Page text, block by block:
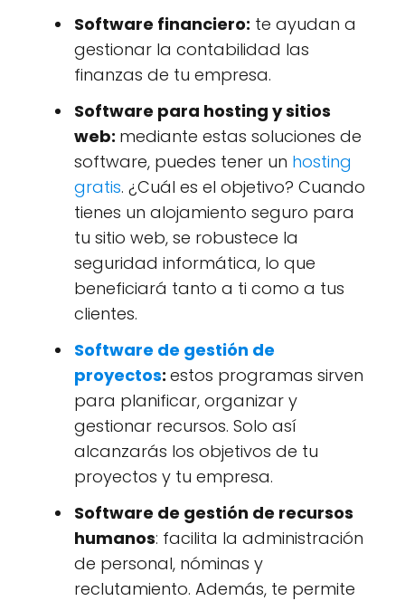
Software financiero: te ayudan a
gestionar la contabilidad las
finanzas de tu empresa.
Software para hosting y sitios
web: mediante estas soluciones de
software, puedes tener un hosting
gratis. ¿Cuál es el objetivo? Cuando
tienes un alojamiento seguro para
tu sitio web, se robustece la
seguridad informática, lo que
beneficiará tanto a ti como a tus
clientes.
Software de gestión de
proyectos: estos programas sirven
para planificar, organizar y
gestionar recursos. Solo así
alcanzarás los objetivos de tu
proyectos y tu empresa.
Software de gestión de recursos
humanos: facilita la administración
de personal, nóminas y
reclutamiento. Además, te permite